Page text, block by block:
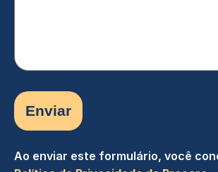
Ao enviar este formulário, você